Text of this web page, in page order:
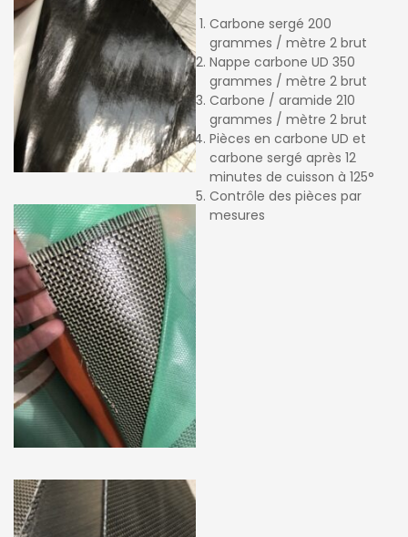
Carbone sergé 200
grammes / mètre 2 brut
Nappe carbone UD 350
grammes / mètre 2 brut
Carbone / aramide 210
grammes / mètre 2 brut
Pièces en carbone UD et
carbone sergé après 12
minutes de cuisson à 125°
Contrôle des pièces par
mesures